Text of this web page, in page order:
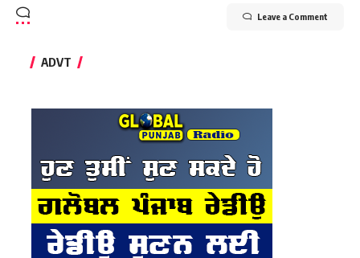
Leave a Comment
ADVT